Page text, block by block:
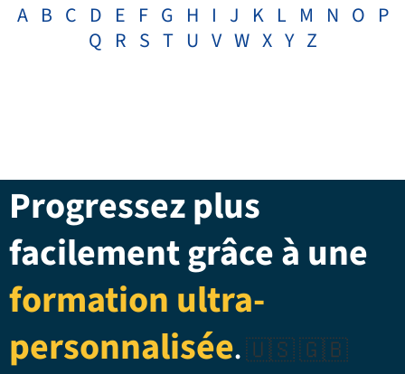
A B C D E F G H I J K L M N O P
Q R S T U V W X Y Z
Progressez plus
facilement grâce à une
formation ultra-
personnalisée.🇺🇸 🇬🇧